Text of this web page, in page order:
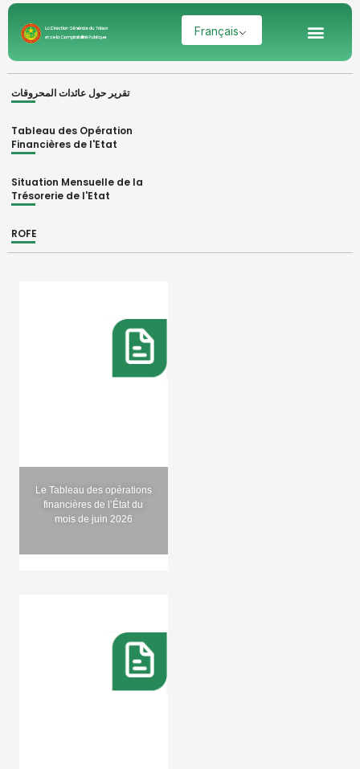
Aller
contenu
Français
تقرير حول عائدات المحروقات
Tableau des Opération
Financières de l'Etat
Situation Mensuelle de la
Trésorerie de l'Etat
ROFE
Le Tableau des opérations
financières de l’État du
mois de juin 2026